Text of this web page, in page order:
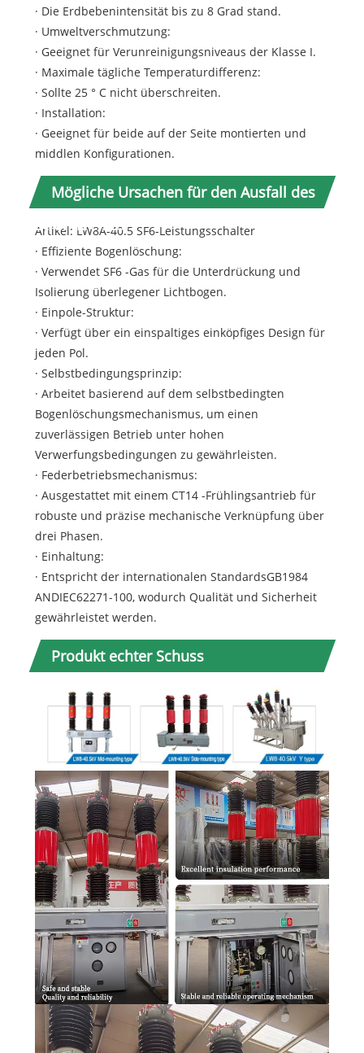
· Die Erdbebenintensität bis zu 8 Grad stand.
· Umweltverschmutzung:
· Geeignet für Verunreinigungsniveaus der Klasse I.
· Maximale tägliche Temperaturdifferenz:
· Sollte 25 ° C nicht überschreiten.
· Installation:
· Geeignet für beide auf der Seite montierten und
middlen Konfigurationen.
Mögliche Ursachen für den Ausfall des
Stromkreises
Artikel: LW8A-40.5 SF6-Leistungsschalter
· Effiziente Bogenlöschung:
· Verwendet SF6 -Gas für die Unterdrückung und
Isolierung überlegener Lichtbogen.
· Einpole-Struktur:
· Verfügt über ein einspaltiges einköpfiges Design für
jeden Pol.
· Selbstbedingungsprinzip:
· Arbeitet basierend auf dem selbstbedingten
Bogenlöschungsmechanismus, um einen
zuverlässigen Betrieb unter hohen
Verwerfungsbedingungen zu gewährleisten.
· Federbetriebsmechanismus:
· Ausgestattet mit einem CT14 -Frühlingsantrieb für
robuste und präzise mechanische Verknüpfung über
drei Phasen.
· Einhaltung:
· Entspricht der internationalen StandardsGB1984
ANDIEC62271-100, wodurch Qualität und Sicherheit
gewährleistet werden.
Produkt echter Schuss